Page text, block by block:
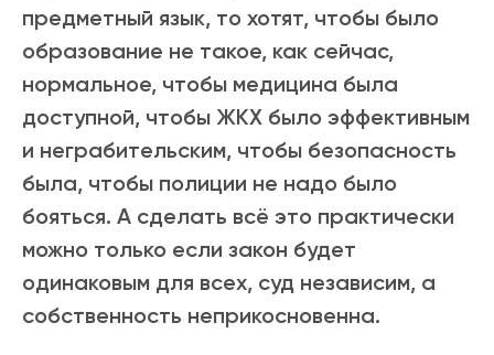
предметный язык, то хотят, чтобы было
образование не такое, как сейчас,
нормальное, чтобы медицина была
доступной, чтобы ЖКХ было эффективным
и неграбительским, чтобы безопасность
была, чтобы полиции не надо было
бояться. А сделать всё это практически
можно только если закон будет
одинаковым для всех, суд независим, а
собственность неприкосновенна.